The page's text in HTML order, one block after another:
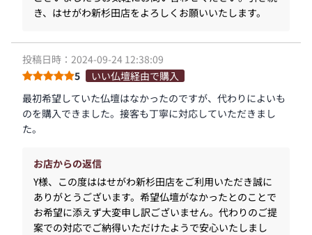
き、はせがわ新杉田店をよろしくお願いいたします。
投稿日時：2024-09-24 12:38:09
5
いい仏壇経由で購入
最初希望していた仏壇はなかったのですが、代わりによいも
のを購入できました。接客も丁寧に対応していただきまし
た。
お店からの返信
Y様、この度ははせがわ新杉田店をご利用いただき誠に
ありがとうございます。希望仏壇がなかったとのことで
お希望に添えず大変申し訳ございません。代わりのご提
案での対応でご納得いただけたようで安心いたしまし